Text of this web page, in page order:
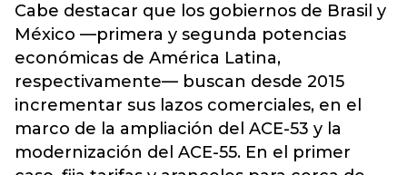
Cabe destacar que los gobiernos de Brasil y
México —primera y segunda potencias
económicas de América Latina,
respectivamente— buscan desde 2015
incrementar sus lazos comerciales, en el
marco de la ampliación del ACE-53 y la
modernización del ACE-55. En el primer